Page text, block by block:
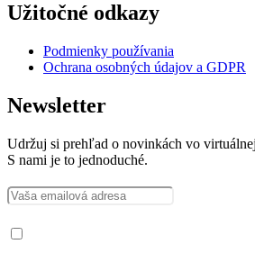
Užitočné odkazy
Podmienky používania
Ochrana osobných údajov a GDPR
Newsletter
Udržuj si prehľad o novinkách vo
S nami je to jednoduché.